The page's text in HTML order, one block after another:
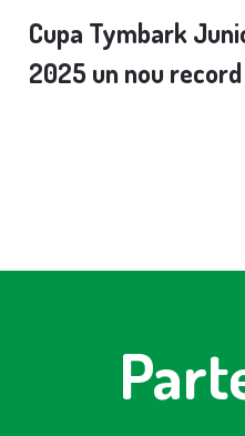
Cupa Tymbark
2025 un nou